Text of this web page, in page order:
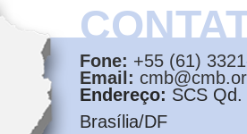
Fone: +55 (61)
Email:
Endereço: SCS
Brasília/DF